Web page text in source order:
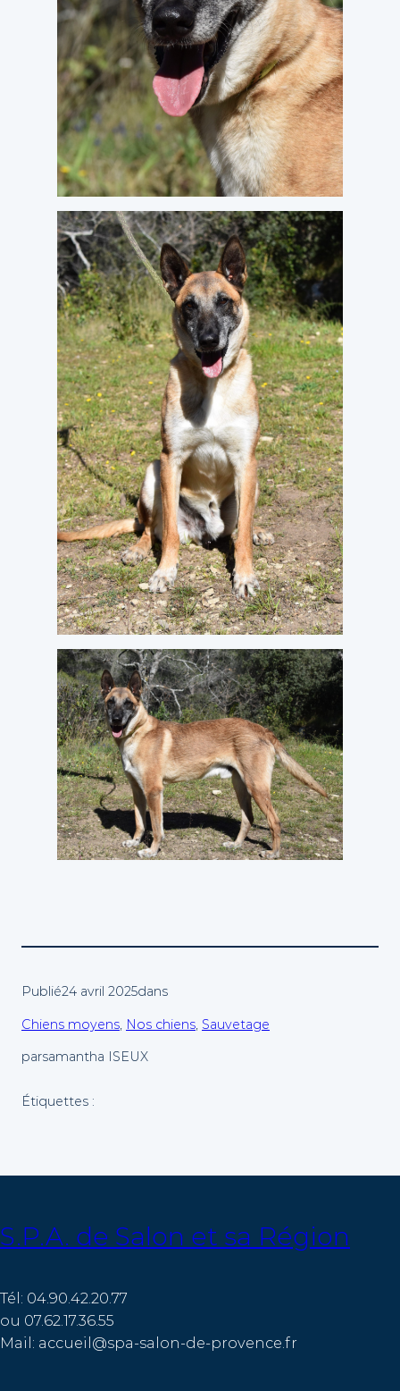
Publié24 avril 2025dans
Chiens moyens, Nos chiens, Sauvetage
parsamantha ISEUX
Étiquettes :
S.P.A. de Salon et sa Région
Tél: 04.90.42.20.77
ou 07.62.17.36.55
Mail: accueil@spa-salon-de-provence.fr